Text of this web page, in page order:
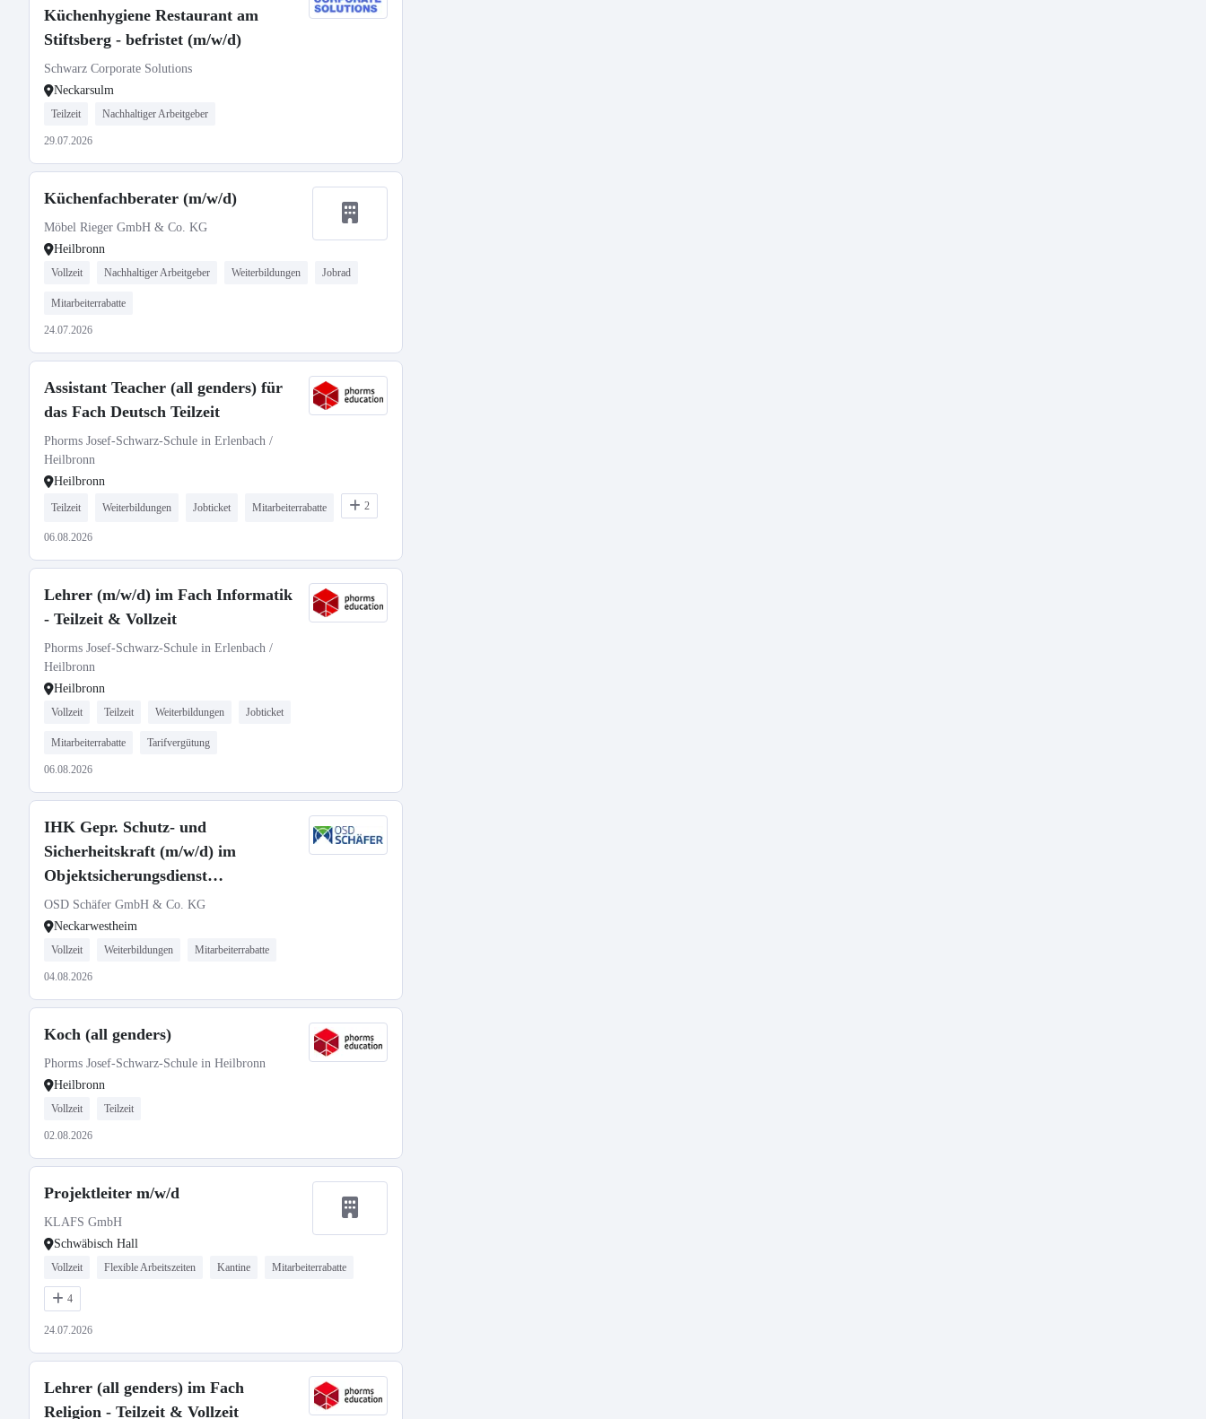
Küchenhygiene Restaurant am
Stiftsberg - befristet (m/w/d)
Schwarz Corporate Solutions
Neckarsulm
Teilzeit Nachhaltiger Arbeitgeber
29.07.2026
Küchenfachberater (m/w/d)
Möbel Rieger GmbH & Co. KG
Heilbronn
Vollzeit Nachhaltiger Arbeitgeber Weiterbildungen Jobrad
Mitarbeiterrabatte
24.07.2026
Assistant Teacher (all genders) für
das Fach Deutsch Teilzeit
Phorms Josef-Schwarz-Schule in Erlenbach /
Heilbronn
Heilbronn
Teilzeit Weiterbildungen Jobticket Mitarbeiterrabatte 2
06.08.2026
Lehrer (m/w/d) im Fach Informatik
- Teilzeit & Vollzeit
Phorms Josef-Schwarz-Schule in Erlenbach /
Heilbronn
Heilbronn
Vollzeit Teilzeit Weiterbildungen Jobticket
Mitarbeiterrabatte Tarifvergütung
06.08.2026
IHK Gepr. Schutz- und
Sicherheitskraft (m/w/d) im
Objektsicherungsdienst
(kerntechnische Einrichtung)
OSD Schäfer GmbH & Co. KG
Neckarwestheim
Vollzeit Weiterbildungen Mitarbeiterrabatte
04.08.2026
Koch (all genders)
Phorms Josef-Schwarz-Schule in Heilbronn
Heilbronn
Vollzeit Teilzeit
02.08.2026
Projektleiter m/w/d
KLAFS GmbH
Schwäbisch Hall
Vollzeit Flexible Arbeitszeiten Kantine Mitarbeiterrabatte
4
24.07.2026
Lehrer (all genders) im Fach
Religion - Teilzeit & Vollzeit